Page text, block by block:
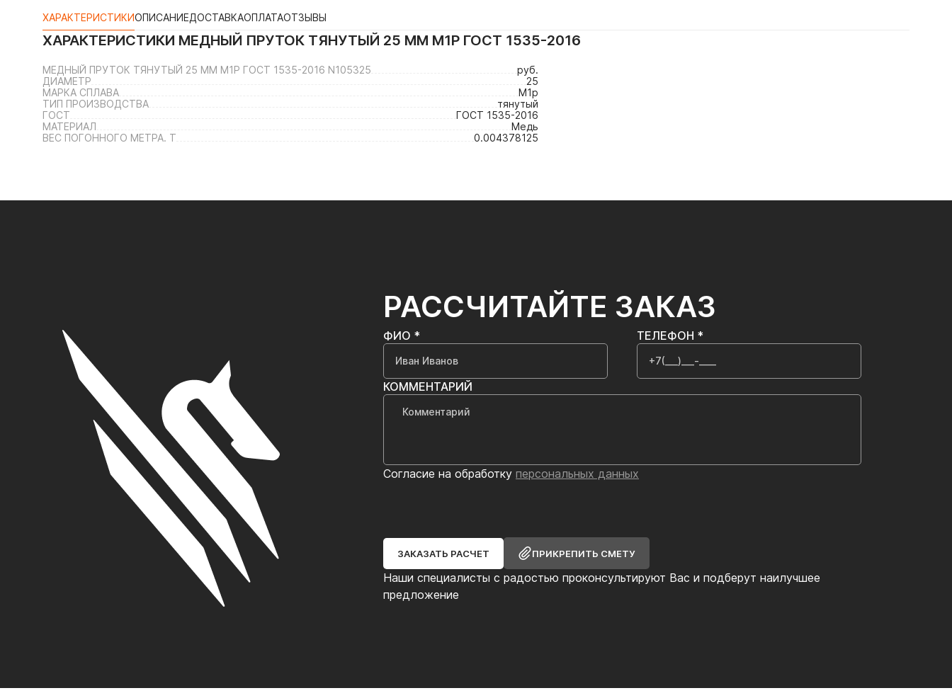
ХАРАКТЕРИСТИКИОПИСАНИЕДОСТАВКАОПЛАТАОТЗЫВЫ
ХАРАКТЕРИСТИКИ МЕДНЫЙ ПРУТОК ТЯНУТЫЙ 25 ММ М1Р ГОСТ 1535-2016
МЕДНЫЙ ПРУТОК ТЯНУТЫЙ 25 ММ М1Р ГОСТ 1535-2016 N105325
руб.
ДИАМЕТР
25
МАРКА СПЛАВА
М1р
ТИП ПРОИЗВОДСТВА
тянутый
ГОСТ
ГОСТ 1535-2016
МАТЕРИАЛ
Медь
ВЕС ПОГОННОГО МЕТРА. Т
0.004378125
РАССЧИТАЙТЕ ЗАКАЗ
Наши специалисты с радостью проконсультируют Вас и подберут наилучшее
предложение
ФИО * ТЕЛЕФОН *
КОММЕНТАРИЙ
Согласие на обработку персональных данных
ЗАКАЗАТЬ РАСЧЕТ ПРИКРЕПИТЬ СМЕТУ